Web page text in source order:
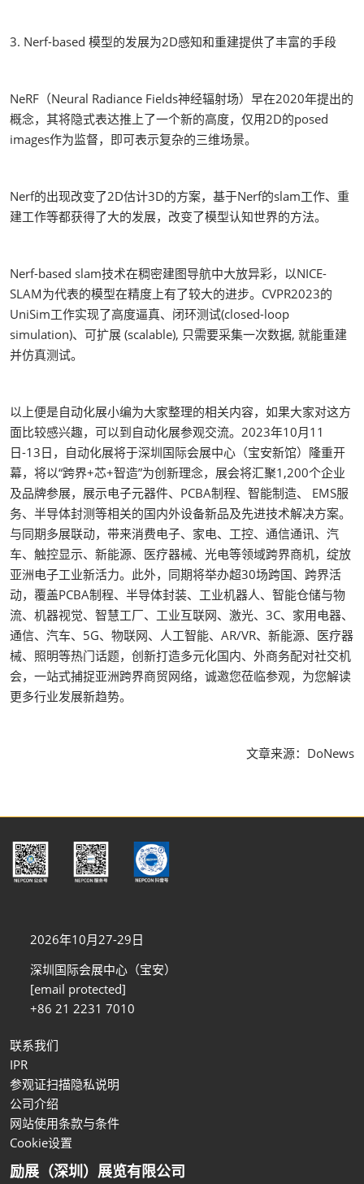
3. Nerf-based 模型的发展为2D感知和重建提供了丰富的手段
NeRF（Neural Radiance Fields神经辐射场）早在2020年提出的
概念，其将隐式表达推上了一个新的高度，仅用2D的posed
images作为监督，即可表示复杂的三维场景。
Nerf的出现改变了2D估计3D的方案，基于Nerf的slam工作、重
建工作等都获得了大的发展，改变了模型认知世界的方法。
Nerf-based slam技术在稠密建图导航中大放异彩，以NICE-
SLAM为代表的模型在精度上有了较大的进步。CVPR2023的
UniSim工作实现了高度逼真、闭环测试(closed-loop
simulation)、可扩展 (scalable), 只需要采集一次数据, 就能重建
并仿真测试。
以上便是自动化展小编为大家整理的相关内容，如果大家对这方
面比较感兴趣，可以到自动化展参观交流。2023年10月11
日-13日，自动化展将于深圳国际会展中心（宝安新馆）隆重开
幕，将以“跨界+芯+智造”为创新理念，展会将汇聚1,200个企业
及品牌参展，展示电子元器件、PCBA制程、智能制造、 EMS服
务、半导体封测等相关的国内外设备新品及先进技术解决方案。
与同期多展联动，带来消费电子、家电、工控、通信通讯、汽
车、触控显示、新能源、医疗器械、光电等领域跨界商机，绽放
亚洲电子工业新活力。此外，同期将举办超30场跨国、跨界活
动，覆盖PCBA制程、半导体封装、工业机器人、智能仓储与物
流、机器视觉、智慧工厂、工业互联网、激光、3C、家用电器、
通信、汽车、5G、物联网、人工智能、AR/VR、新能源、医疗器
械、照明等热门话题，创新打造多元化国内、外商务配对社交机
会，一站式捕捉亚洲跨界商贸网络，诚邀您莅临参观，为您解读
更多行业发展新趋势。
文章来源：DoNews
2026年10月27-29日
深圳国际会展中心（宝安）
[email protected]
+86 21 2231 7010
联系我们
IPR
参观证扫描隐私说明
公司介绍
网站使用条款与条件
Cookie设置
励展（深圳）展览有限公司